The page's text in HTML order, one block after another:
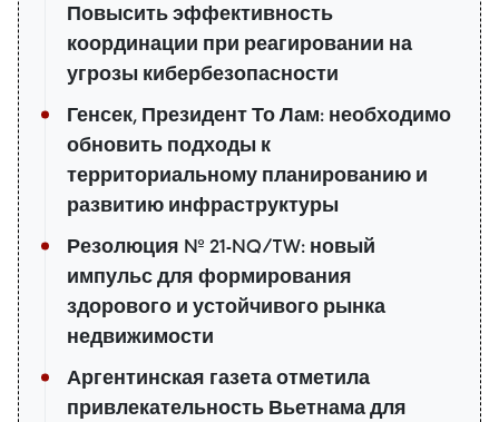
Повысить эффективность
координации при реагировании на
угрозы кибербезопасности
Генсек, Президент То Лам: необходимо
обновить подходы к
территориальному планированию и
развитию инфраструктуры
Резолюция № 21-NQ/TW: новый
импульс для формирования
здорового и устойчивого рынка
недвижимости
Аргентинская газета отметила
привлекательность Вьетнама для